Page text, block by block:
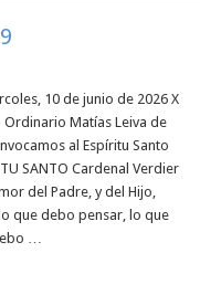
10 de junio de 2026 X
Matías Leiva de
al Espíritu Santo
SANTO Cardenal Verdier
del Padre, y del Hijo,
que debo pensar, lo que
…